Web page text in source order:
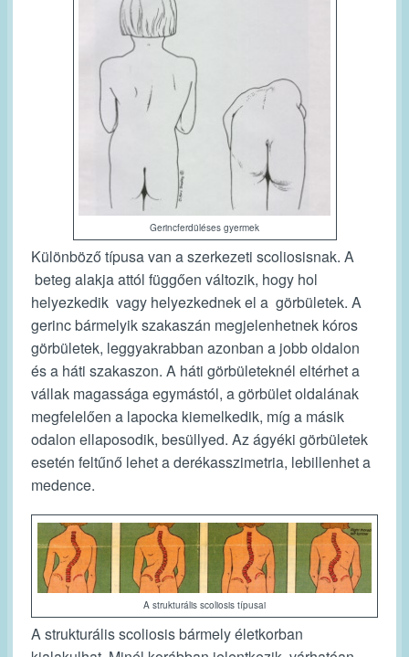
Gerincferdüléses gyermek
Különböző típusa van a szerkezeti scoliosisnak. A
beteg alakja attól függően változik, hogy hol
helyezkedik vagy helyezkednek el a görbületek. A
gerinc bármelyik szakaszán megjelenhetnek kóros
görbületek, leggyakrabban azonban a jobb oldalon
és a háti szakaszon. A háti görbületeknél eltérhet a
vállak magassága egymástól, a görbület oldalának
megfelelően a lapocka kiemelkedik, míg a másik
odalon ellaposodik, besüllyed. Az ágyéki görbületek
esetén feltűnő lehet a derékasszimetria, lebillenhet a
medence.
A strukturális scoliosis típusai
A strukturális scoliosis bármely életkorban